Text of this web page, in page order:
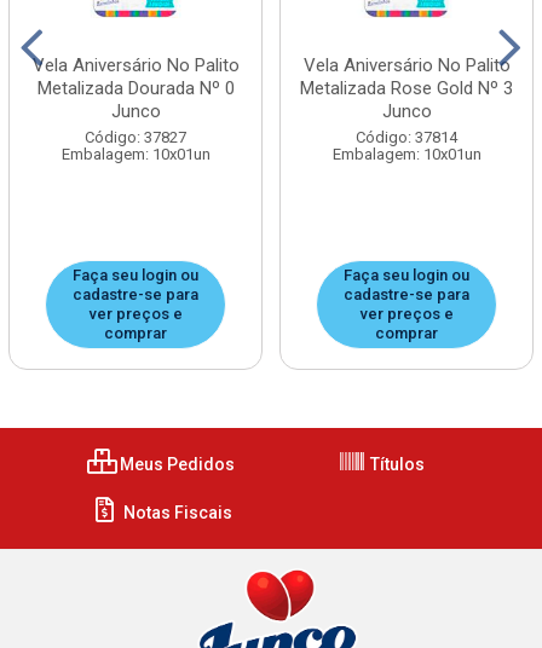
Vela Aniversário No Palito
Metalizada Dourada Nº 0
Junco
Código: 37827
Embalagem: 10x01un
Faça seu login ou
cadastre-se para
ver preços e
comprar
Vela Aniversário No Palito
Metalizada Rose Gold Nº 3
Junco
Código: 37814
Embalagem: 10x01un
Faça seu login ou
cadastre-se para
ver preços e
comprar
Meus Pedidos Títulos
Notas Fiscais